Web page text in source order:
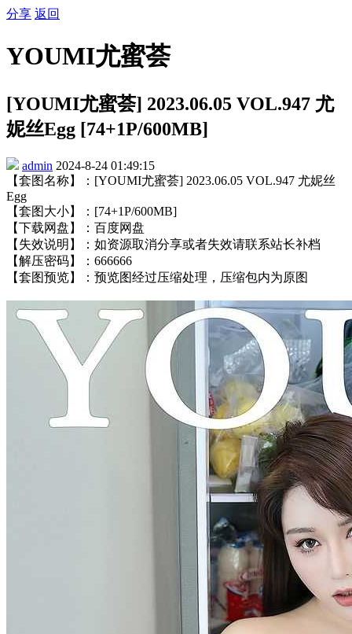
分享 返回
YOUMI尤蜜荟
[YOUMI尤蜜荟] 2023.06.05 VOL.947 尤
妮丝Egg [74+1P/600MB]
admin 2024-8-24 01:49:15
【套图名称】：[YOUMI尤蜜荟] 2023.06.05 VOL.947 尤妮丝
Egg
【套图大小】：[74+1P/600MB]
【下载网盘】：百度网盘
【失效说明】：如资源取消分享或者失效请联系站长补档
【解压密码】：666666
【套图预览】：预览图经过压缩处理，压缩包内为原图